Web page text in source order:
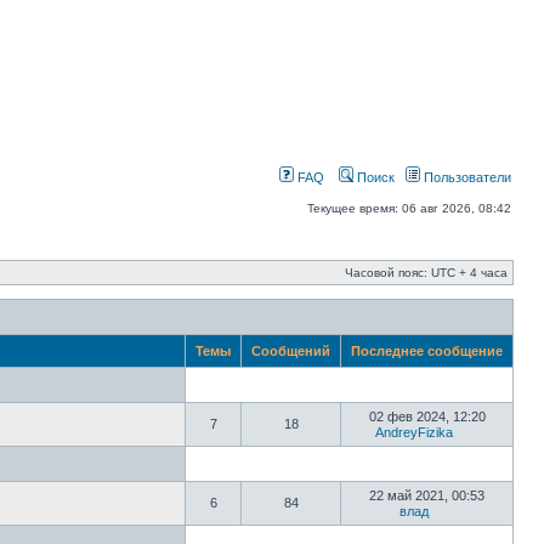
FAQ Поиск Пользователи
Текущее время: 06 авг 2026, 08:42
Часовой пояс: UTC + 4 часа
Темы Сообщений Последнее сообщение
7 18
02 фев 2024, 12:20
AndreyFizika
6 84
22 май 2021, 00:53
влад